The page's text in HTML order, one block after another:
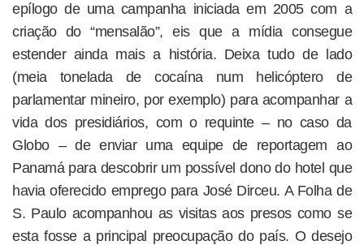
epílogo de uma campanha iniciada em 2005 com a
criação do “mensalão”, eis que a mídia consegue
estender ainda mais a história. Deixa tudo de lado
(meia tonelada de cocaína num helicóptero de
parlamentar mineiro, por exemplo) para acompanhar a
vida dos presidiários, com o requinte – no caso da
Globo – de enviar uma equipe de reportagem ao
Panamá para descobrir um possível dono do hotel que
havia oferecido emprego para José Dirceu. A Folha de
S. Paulo acompanhou as visitas aos presos como se
esta fosse a principal preocupação do país. O desejo